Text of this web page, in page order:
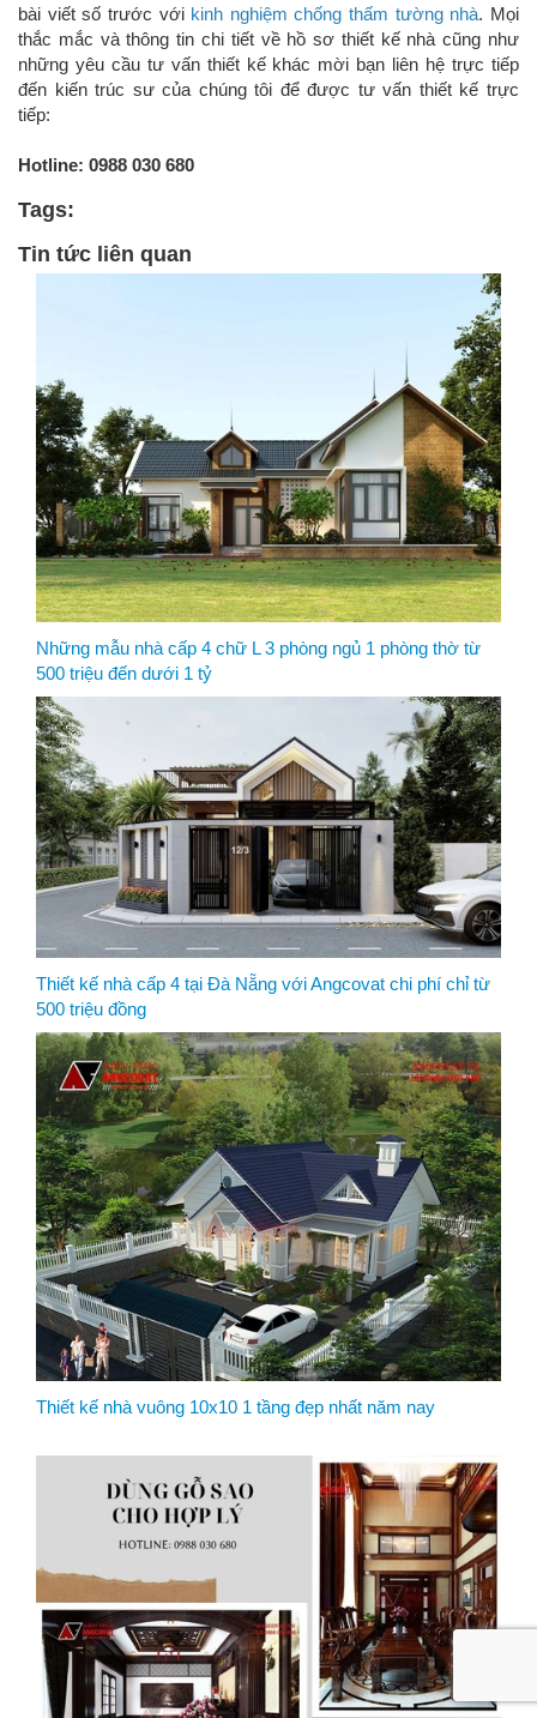
bài viết số trước với kinh nghiệm chống thấm tường nhà. Mọi
thắc mắc và thông tin chi tiết về hồ sơ thiết kế nhà cũng như
những yêu cầu tư vấn thiết kế khác mời bạn liên hệ trực tiếp
đến kiến trúc sư của chúng tôi để được tư vấn thiết kế trực
tiếp:
Hotline: 0988 030 680
Tags:
Tin tức liên quan
Những mẫu nhà cấp 4 chữ L 3 phòng ngủ 1 phòng thờ từ
500 triệu đến dưới 1 tỷ
Thiết kế nhà cấp 4 tại Đà Nẵng với Angcovat chi phí chỉ từ
500 triệu đồng
Thiết kế nhà vuông 10x10 1 tầng đẹp nhất năm nay